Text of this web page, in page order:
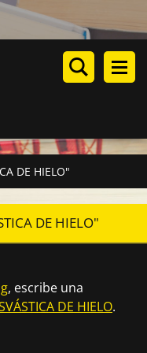
DE HIELO"
DE HIELO"
, escribe una
DE HIELO.